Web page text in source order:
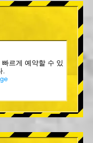
르게 예약할 수 있
.